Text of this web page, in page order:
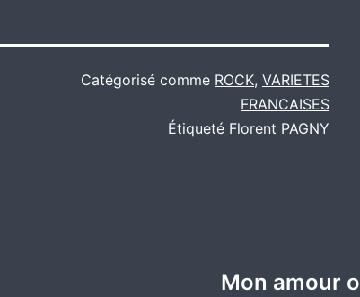
Catégorisé comme ROCK, VARIETES
FRANCAISES
Étiqueté Florent PAGNY
Mon amour